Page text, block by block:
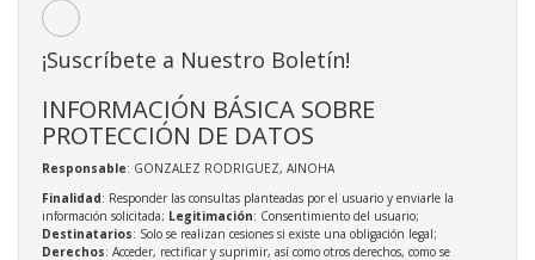
¡Suscríbete a Nuestro Boletín!
INFORMACIÓN BÁSICA SOBRE
PROTECCIÓN DE DATOS
Responsable: GONZALEZ RODRIGUEZ, AINOHA
Finalidad: Responder las consultas planteadas por el usuario y enviarle la
información solicitada; Legitimación: Consentimiento del usuario;
Destinatarios: Solo se realizan cesiones si existe una obligación legal;
Derechos: Acceder, rectificar y suprimir, así como otros derechos, como se